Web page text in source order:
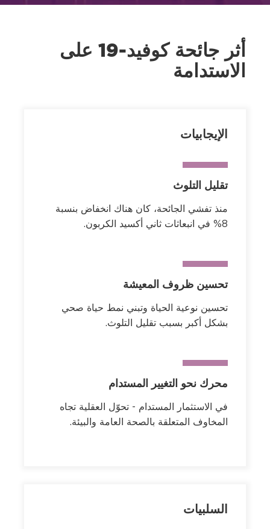
أثر جائحة كوفيد-19 على
الاستدامة
الإيجابيات
تقليل التلوث
منذ تفشي الجائحة، كان هناك انخفاض بنسبة
8% في انبعاثات ثاني أكسيد الكربون.
تحسين ظروف المعيشة
تحسين نوعية الحياة وتبني نمط حياة صحي
بشكل أكبر بسبب تقليل التلوث.
محرك نحو التغيير المستدام
في الاستثمار المستدام - تحوّل العقلية تجاه
المخاوف المتعلقة بالصحة العامة والبيئة.
السلبيات